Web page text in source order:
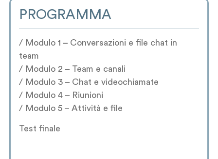
PROGRAMMA
/ Modulo 1 – Conversazioni e file chat in
team
/ Modulo 2 – Team e canali
/ Modulo 3 – Chat e videochiamate
/ Modulo 4 – Riunioni
/ Modulo 5 – Attività e file
Test finale